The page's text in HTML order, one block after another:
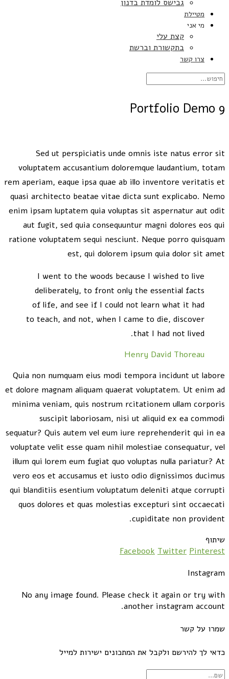
גבישס לומדת בדנון
מטיילת
מי אני
קצת עלי
בתקשורת וברשת
צרו קשר
Portfolio Demo 9
Sed ut perspiciatis unde omnis iste natus error sit
voluptatem accusantium doloremque laudantium, totam
rem aperiam, eaque ipsa quae ab illo inventore veritatis et
quasi architecto beatae vitae dicta sunt explicabo. Nemo
enim ipsam luptatem quia voluptas sit aspernatur aut odit
aut fugit, sed quia consequuntur magni dolores eos qui
ratione voluptatem sequi nesciunt. Neque porro quisquam
est, qui dolorem ipsum quia dolor sit amet
I went to the woods because I wished to live
deliberately, to front only the essential facts
of life, and see if I could not learn what it had
to teach, and not, when I came to die, discover
that I had not lived.
Henry David Thoreau
Quia non numquam eius modi tempora incidunt ut labore
et dolore magnam aliquam quaerat voluptatem. Ut enim ad
minima veniam, quis nostrum rcitationem ullam corporis
suscipit laboriosam, nisi ut aliquid ex ea commodi
sequatur? Quis autem vel eum iure reprehenderit qui in ea
voluptate velit esse quam nihil molestiae consequatur, vel
illum qui lorem eum fugiat quo voluptas nulla pariatur? At
vero eos et accusamus et iusto odio dignissimos ducimus
qui blanditiis esentium voluptatum deleniti atque corrupti
quos dolores et quas molestias excepturi sint occaecati
cupiditate non provident.
שיתוף
Facebook Twitter Pinterest
Instagram
No any image found. Please check it again or try with
another instagram account.
שמרו על קשר
כדאי לך להירשם ולקבל את המתכונים ישירות למייל